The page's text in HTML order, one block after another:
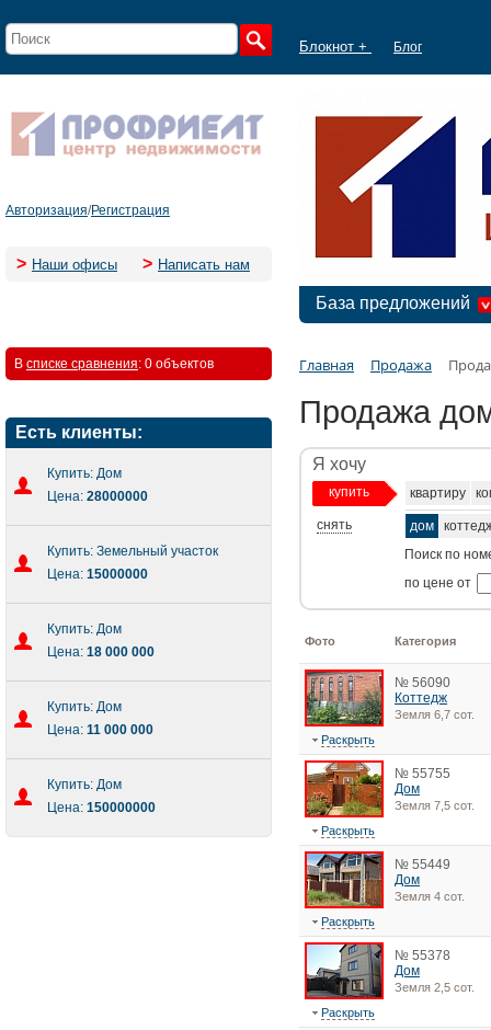
Блокнот + Блог
Авторизация/Регистрация
> Наши офисы > Написать нам
База предложений
В списке сравнения: 0 объектов
Есть клиенты:
Купить: Дом
Цена: 28000000
Купить: Земельный участок
Цена: 15000000
Купить: Дом
Цена: 18 000 000
Купить: Дом
Цена: 11 000 000
Купить: Дом
Цена: 150000000
Главная Продажа
Продажа
Я хочу
купить
снять
квартиру
дом
Поиск по
по цене от
Фото Категория
№ 56090
Коттедж
Земля 6,7 сот.
Раскрыть
№ 55755
Дом
Земля 7,5 сот.
Раскрыть
№ 55449
Дом
Земля 4 сот.
Раскрыть
№ 55378
Дом
Земля 2,5 сот.
Раскрыть